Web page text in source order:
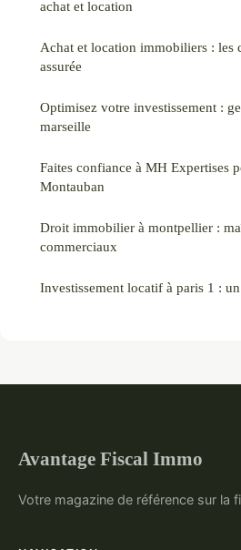
achat et location
Achat et location immobiliers : les
assurée
Optimisez votre investissement :
marseille
Faites confiance à MH Expertises
Montauban
Droit immobilier à montpellier :
commerciaux
Investissement locatif à paris 1 :
Avantage Fiscal Immo
Votre magazine de référence sur la